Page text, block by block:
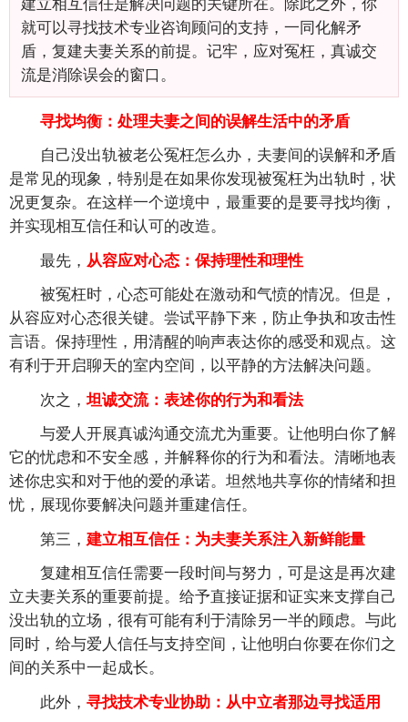
就可以寻找技术专业咨询顾问的支持，一同化解矛
盾，复建夫妻关系的前提。记牢，应对冤枉，真诚交
流是消除误会的窗口。
寻找均衡：处理夫妻之间的误解生活中的矛盾
自己没出轨被老公冤枉怎么办，夫妻间的误解和矛盾
是常见的现象，特别是在如果你发现被冤枉为出轨时，状
况更复杂。在这样一个逆境中，最重要的是要寻找均衡，
并实现相互信任和认可的改造。
最先， 从容应对心态：保持理性和理性
被冤枉时，心态可能处在激动和气愤的情况。但是，
从容应对心态很关键。尝试平静下来，防止争执和攻击性
言语。保持理性，用清醒的响声表达你的感受和观点。这
有利于开启聊天的室内空间，以平静的方法解决问题。
次之，坦诚交流：表述你的行为和看法
与爱人开展真诚沟通交流尤为重要。让他明白你了解
它的忧虑和不安全感，并解释你的行为和看法。清晰地表
述你忠实和对于他的爱的承诺。坦然地共享你的情绪和担
忧，展现你要解决问题并重建信任。
第三， 建立相互信任：为夫妻关系注入新鲜能量
复建相互信任需要一段时间与努力，可是这是再次建
立夫妻关系的重要前提。给予直接证据和证实来支撑自己
没出轨的立场，很有可能有利于清除另一半的顾虑。与此
同时，给与爱人信任与支持空间，让他明白你要在你们之
间的关系中一起成长。
此外， 寻找技术专业协助：从中立者那边寻找适用